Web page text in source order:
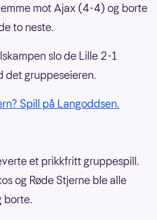
mot Ajax (4-4) og borte
to neste.
slo de Lille 2-1
det gruppeseieren.
Spill på Langoddsen.
et prikkfritt gruppespill.
og Røde Stjerne ble alle
borte.